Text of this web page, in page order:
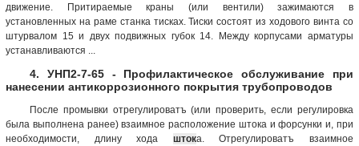
движение. Притираемые краны (или вентили) зажимаются в
установленных на раме станка тисках. Тиски состоят из ходового винта со
штурвалом 15 и двух подвижных губок 14. Между корпусами арматуры
устанавливаются ...
4. УНП2-7-65 - Профилактическое обслуживание при
нанесении антикоррозионного покрытия трубопроводов
После промывки отрегулироватъ (или проверить, если регулировка
была выполнена ранее) взаимное расположение штока и форсунки и, при
необходимости, длину хода штока. Отрегулироватъ взаимное